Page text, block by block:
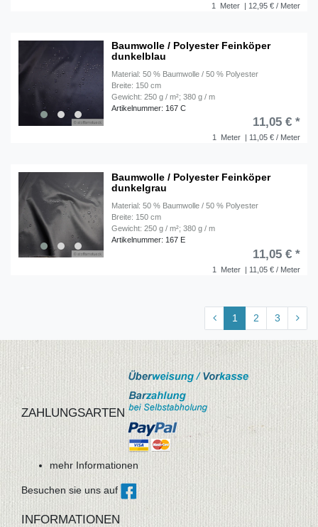
1 Meter | 12,95 € / Meter
Baumwolle / Polyester Feinköper
dunkelblau
Material: 50 % Baumwolle / 50 % Polyester
Breite: 150 cm
Gewicht: 250 g / m²; 380 g / m
Artikelnummer: 167 C
1 Meter | 11,05 € / Meter
11,05 € *
Baumwolle / Polyester Feinköper
dunkelgrau
Material: 50 % Baumwolle / 50 % Polyester
Breite: 150 cm
Gewicht: 250 g / m²; 380 g / m
Artikelnummer: 167 E
1 Meter | 11,05 € / Meter
11,05 € *
1 2 3
ZAHLUNGSARTEN
mehr Informationen
Besuchen sie uns auf
INFORMATIONEN